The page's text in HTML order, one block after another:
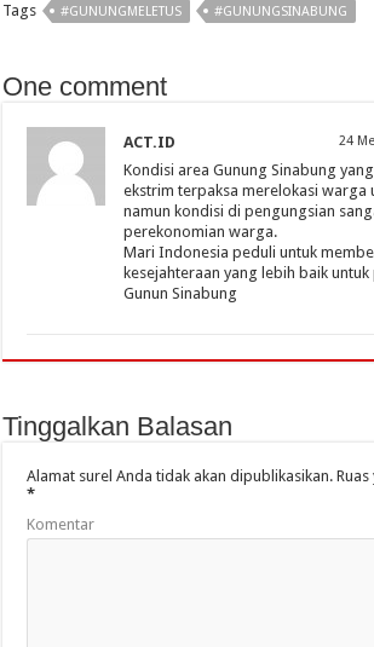
Tags #GUNUNGMELETUS #GUNUNGSINABUNG
One comment
ACT.ID 24
Kondisi area Gunung Sinabung
ekstrim terpaksa merelokasi warga
namun kondisi di pengungsian
perekonomian warga.
Mari Indonesia peduli untuk
kesejahteraan yang lebih baik
Gunun Sinabung
Tinggalkan Balasan
Alamat surel Anda tidak akan dipublikasikan.
*
Komentar